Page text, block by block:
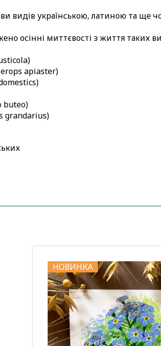
видів українською, латиною та ще
осінні миттєвості з життя таких
apiaster)
buteo)
grandarius)
НОВИНКА